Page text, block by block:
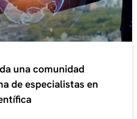
una comunidad
de especialistas en